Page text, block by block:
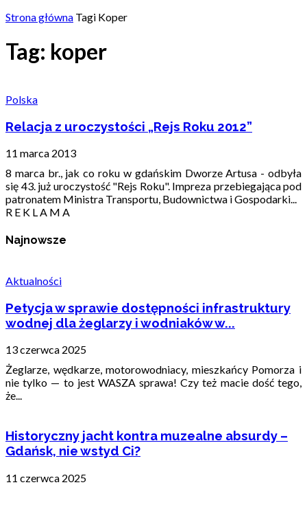
Strona główna Tagi Koper
Tag: koper
Polska
Relacja z uroczystości „Rejs Roku 2012”
11 marca 2013
8 marca br., jak co roku w gdańskim Dworze Artusa - odbyła
się 43. już uroczystość "Rejs Roku". Impreza przebiegająca pod
patronatem Ministra Transportu, Budownictwa i Gospodarki...
R E K L A M A
Najnowsze
Aktualności
Petycja w sprawie dostępności infrastruktury
wodnej dla żeglarzy i wodniaków w...
13 czerwca 2025
Żeglarze, wędkarze, motorowodniacy, mieszkańcy Pomorza i
nie tylko — to jest WASZA sprawa! Czy też macie dość tego,
że...
Historyczny jacht kontra muzealne absurdy –
Gdańsk, nie wstyd Ci?
11 czerwca 2025